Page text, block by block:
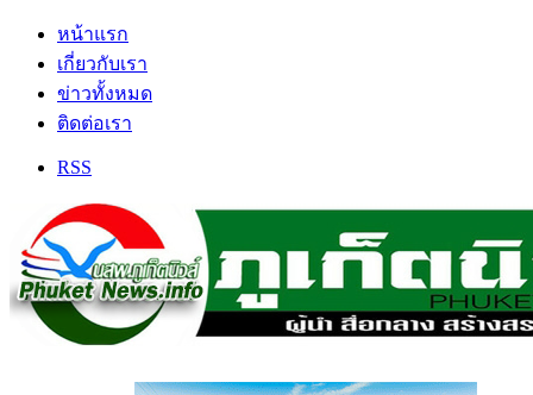
หน้าแรก
เกี่ยวกับเรา
ข่าวทั้งหมด
ติดต่อเรา
RSS